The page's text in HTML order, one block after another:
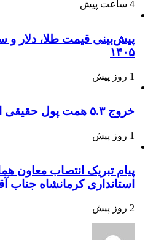
4 ساعت پیش
۱۴۰۵
1 روز پیش
خروج ۵.۳ همت پول حقیقی از بازار سهام
1 روز پیش
پیام تبریک انتصاب معاون
استانداری کرمانشاه جناب
2 روز پیش